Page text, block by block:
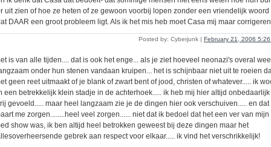
uit zien of hoe ze heten of ze gewoon voorbij lopen zonder een vriendelijk woord
DAAR een groot probleem ligt. Als ik het mis heb moet Casa mij maar
Posted by: Cyberjunk | February 21, 2006 5:26
is van alle tijden.... dat is ook het enge... als je ziet hoeveel neonazi's overal
onder hun stenen vandaan kruipen... het is schijnbaar niet uit te roeien
geen reet uitmaakt of je blank of zwart bent of jood, christen of whatever..... ik
een betrekkelijk klein stadje in de achterhoek..... ik heb mij hier altijd onbedaarlijk
gevoeld..... maar heel langzaam zie je de dingen hier ook verschuiven..... en dat
me zorgen........heel veel zorgen...... niet dat ik bedoel dat het een ver van mijn
show was, ik ben altijd heel betrokken geweest bij deze dingen maar het
gebrek aan respect voor elkaar..... ik vind het verschrikkelijk!